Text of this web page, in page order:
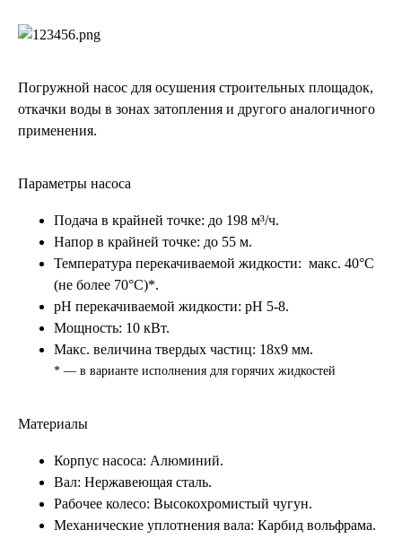
Погружной насос для осушения строительных площадок,
откачки воды в зонах затопления и другого аналогичного
применения.
Параметры насоса
Подача в крайней точке: до 198 м³/ч.
Напор в крайней точке: до 55 м.
Температура перекачиваемой жидкости: макс. 40°C
(не более 70°C)*.
pH перекачиваемой жидкости: pH 5-8.
Мощность: 10 кВт.
Макс. величина твердых частиц: 18x9 мм.
* — в варианте исполнения для горячих жидкостей
Материалы
Корпус насоса: Алюминий.
Вал: Нержавеющая сталь.
Рабочее колесо: Высокохромистый чугун.
Механические уплотнения вала: Карбид вольфрама.